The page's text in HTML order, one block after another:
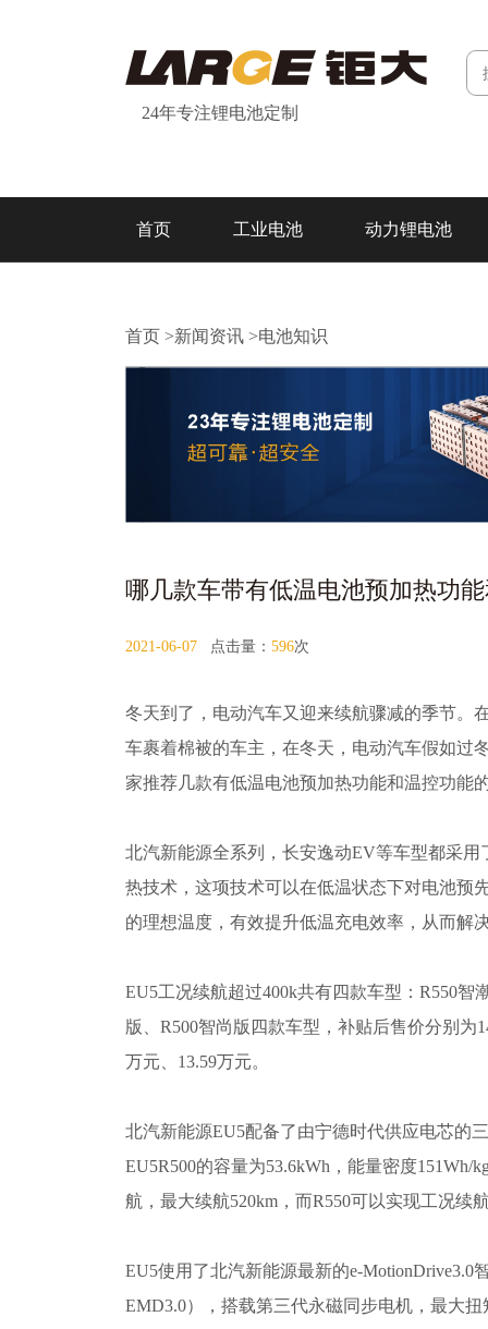
24年专注锂电池定制
首页 工业电池 动力锂电池
首页 >新闻资讯 >电池知识
哪几款车带有低温电池预加热功
2021-06-07 点击量： 596次
冬天到了，电动汽车又迎来续航骤减的季节。
车裹着棉被的车主，在冬天，电动汽车假如过
家推荐几款有低温电池预加热功能和温控功能
北汽新能源全系列，长安逸动EV等车型都采
热技术，这项技术可以在低温状态下对电池预
的理想温度，有效提升低温充电效率，从而解
EU5工况续航超过400k共有四款车型：R550智
版、R500智尚版四款车型，补贴后售价分别为
万元、13.59万元。
北汽新能源EU5配备了由宁德时代供应电芯的
EU5R500的容量为53.6kWh，能量密度151Wh/
航，最大续航520km，而R550可以实现工况续
EU5使用了北汽新能源最新的e-MotionDrive3.0
EMD3.0），搭载第三代永磁同步电机，最大扭